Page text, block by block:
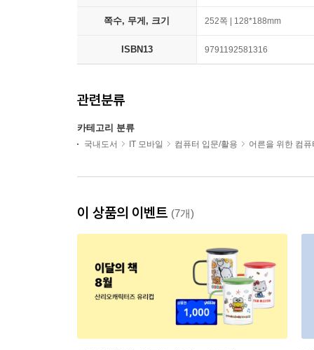
쪽수, 무게, 크기 252쪽 | 128*188mm
ISBN13 9791192581316
관련분류
카테고리 분류
국내도서 IT 모바일 컴퓨터 입문/활용 어른을 위한 컴퓨
이 상품의 이벤트 (7개)